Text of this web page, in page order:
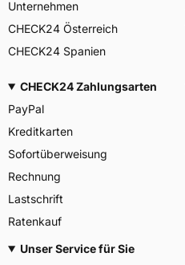
Unternehmen
CHECK24 Österreich
CHECK24 Spanien
CHECK24 Zahlungsarten
PayPal
Kreditkarten
Sofortüberweisung
Rechnung
Lastschrift
Ratenkauf
Unser Service für Sie